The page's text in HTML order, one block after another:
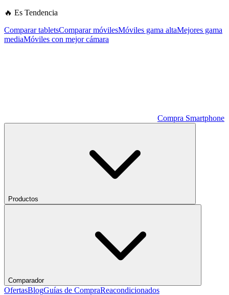
🔥 Es Tendencia
Comparar tabletsComparar móvilesMóviles gama altaMejores gama
mediaMóviles con mejor cámara
Compra Smartphone
Productos
Comparador
OfertasBlogGuías de CompraReacondicionados